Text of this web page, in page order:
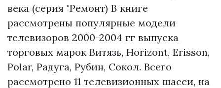
века (серия "Ремонт) В книге
рассмотрены популярные модели
телевизоров 2000-2004 гг выпуска
торговых марок Витязь, Horizont, Erisson,
Polar, Радуга, Рубин, Сокол. Всего
рассмотрено 11 телевизионных шасси, на